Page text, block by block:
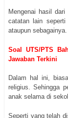
Mengenai hasil
catatan lain seperti
ataupun sebagainya.
Soal UTS/PTS
Jawaban Terkini
Dalam hal ini,
religius. Sehingga
anak selama di
Seperti yang telah